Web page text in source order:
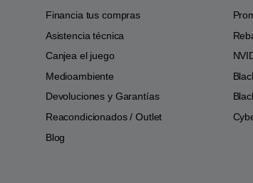
Financia tus compras
Asistencia técnica
Canjea el juego
Medioambiente
Devoluciones y Garantías
Reacondicionados / Outlet
Blog